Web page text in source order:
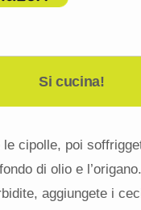
Si cucina!
cipolle, poi
di olio e
aggiungete i